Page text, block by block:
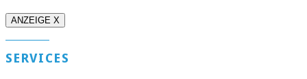
ANZEIGE X
SERVICES